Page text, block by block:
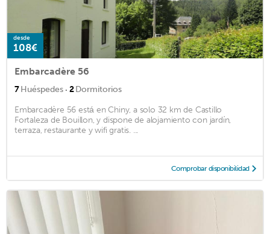
desde
108€
Embarcadère 56
7Huéspedes · 2Dormitorios
Embarcadère 56 está en Chiny, a solo 32 km de Castillo
Fortaleza de Bouillon, y dispone de alojamiento con jardín,
terraza, restaurante y wifi gratis. ...
Comprobar disponibilidad